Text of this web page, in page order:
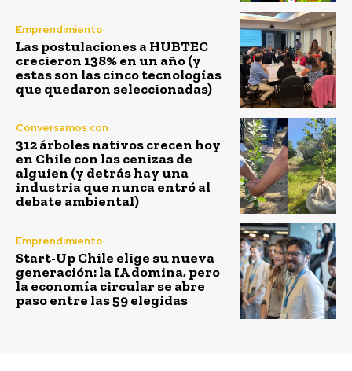
Emprendimiento
Las postulaciones a HUBTEC
crecieron 138% en un año (y
estas son las cinco tecnologías
que quedaron seleccionadas)
Conversamos con
312 árboles nativos crecen hoy
en Chile con las cenizas de
alguien (y detrás hay una
industria que nunca entró al
debate ambiental)
Emprendimiento
Start-Up Chile elige su nueva
generación: la IA domina, pero
la economía circular se abre
paso entre las 59 elegidas